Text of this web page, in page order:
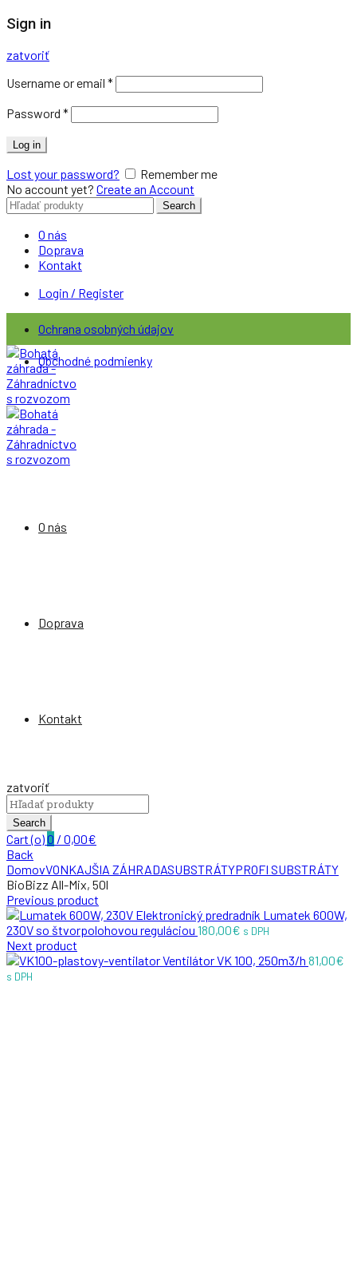
Sign in
zatvoriť
Username or email *
Password *
Log in
Lost your password?
Remember me
No account yet? Create an Account
Search
for:
Search
O nás
Doprava
Kontakt
Login / Register
Ochrana osobných údajov
Obchodné podmienky
O nás
Doprava
Kontakt
zatvoriť
Search
for:
Search
Cart (o)0 / 0,00€
Back
DomovVONKAJŠIA ZÁHRADASUBSTRÁTYPROFI SUBSTRÁTY
BioBizz All-Mix, 50l
Previous product
Elektronický predradník Lumatek 600W,
230V so štvorpolohovou reguláciou 180,00€ s DPH
Next product
Ventilátor VK 100, 250m3/h 81,00€
s DPH